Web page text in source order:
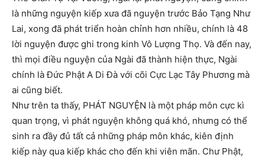
là những nguyện kiếp xưa đã nguyện trước Bảo Tạng Như
Lai, xong đã phát triển hoàn chỉnh hơn nhiều, chính là 48
lời nguyện được ghi trong kinh Vô Lượng Thọ. Và đến nay,
thì mọi điều nguyện của Ngài đã thành hiện thực, Ngài
chính là Đức Phật A Di Đà với cõi Cực Lạc Tây Phương mà
ai cũng biết.
Như trên ta thấy, PHÁT NGUYỆN là một pháp môn cực kì
quan trọng, vì phát nguyện không quá khó, nhưng có thể
sinh ra đầy đủ tất cả những pháp môn khác, kiên định
kiếp này qua kiếp khác cho đến khi viên mãn. Chư Phật,